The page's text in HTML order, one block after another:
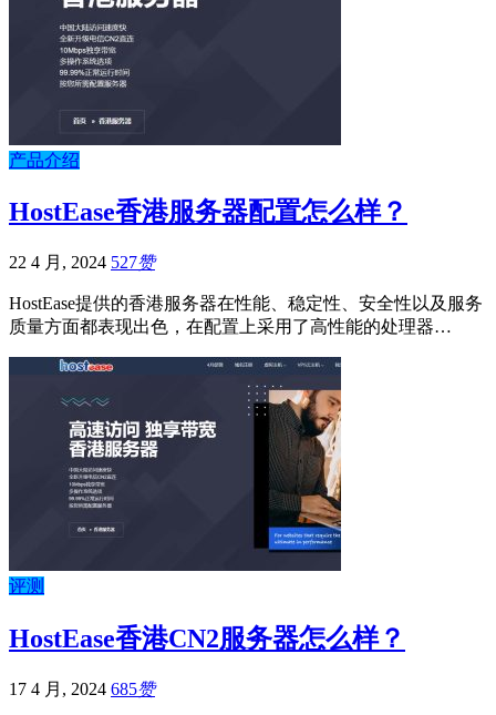
产品介绍
HostEase香港服务器配置怎么样？
22 4 月, 2024 527赞
HostEase提供的香港服务器在性能、稳定性、安全性以及服务
质量方面都表现出色，在配置上采用了高性能的处理器…
评测
HostEase香港CN2服务器怎么样？
17 4 月, 2024 685赞